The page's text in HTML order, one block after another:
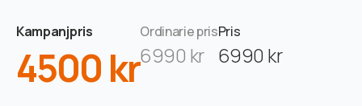
Kampanjpris
4500 kr
Ordinarie pris
6990 kr
Pris
6990 kr